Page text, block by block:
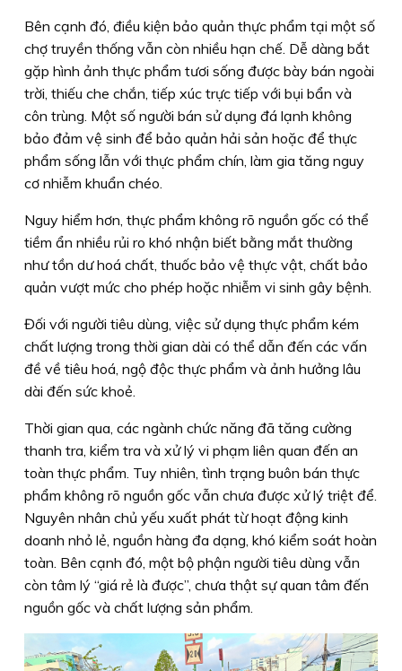
Bên cạnh đó, điều kiện bảo quản thực phẩm tại một số
chợ truyền thống vẫn còn nhiều hạn chế. Dễ dàng bắt
gặp hình ảnh thực phẩm tươi sống được bày bán ngoài
trời, thiếu che chắn, tiếp xúc trực tiếp với bụi bẩn và
côn trùng. Một số người bán sử dụng đá lạnh không
bảo đảm vệ sinh để bảo quản hải sản hoặc để thực
phẩm sống lẫn với thực phẩm chín, làm gia tăng nguy
cơ nhiễm khuẩn chéo.
Nguy hiểm hơn, thực phẩm không rõ nguồn gốc có thể
tiềm ẩn nhiều rủi ro khó nhận biết bằng mắt thường
như tồn dư hoá chất, thuốc bảo vệ thực vật, chất bảo
quản vượt mức cho phép hoặc nhiễm vi sinh gây bệnh.
Đối với người tiêu dùng, việc sử dụng thực phẩm kém
chất lượng trong thời gian dài có thể dẫn đến các vấn
đề về tiêu hoá, ngộ độc thực phẩm và ảnh hưởng lâu
dài đến sức khoẻ.
Thời gian qua, các ngành chức năng đã tăng cường
thanh tra, kiểm tra và xử lý vi phạm liên quan đến an
toàn thực phẩm. Tuy nhiên, tình trạng buôn bán thực
phẩm không rõ nguồn gốc vẫn chưa được xử lý triệt để.
Nguyên nhân chủ yếu xuất phát từ hoạt động kinh
doanh nhỏ lẻ, nguồn hàng đa dạng, khó kiểm soát hoàn
toàn. Bên cạnh đó, một bộ phận người tiêu dùng vẫn
còn tâm lý “giá rẻ là được”, chưa thật sự quan tâm đến
nguồn gốc và chất lượng sản phẩm.